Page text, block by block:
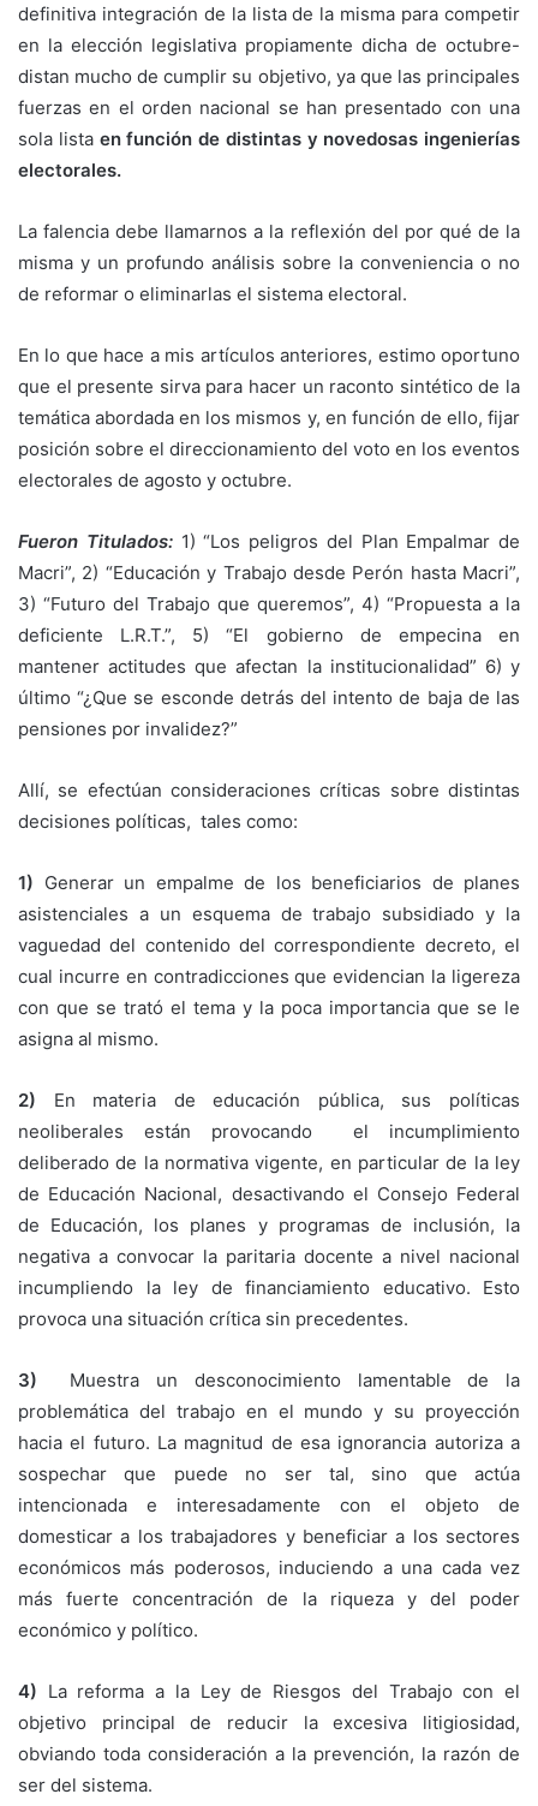
definitiva integración de la lista de la misma para competir
en la elección legislativa propiamente dicha de octubre-
distan mucho de cumplir su objetivo, ya que las principales
fuerzas en el orden nacional se han presentado con una
sola lista en función de distintas y novedosas ingenierías
electorales.
La falencia debe llamarnos a la reflexión del por qué de la
misma y un profundo análisis sobre la conveniencia o no
de reformar o eliminarlas el sistema electoral.
En lo que hace a mis artículos anteriores, estimo oportuno
que el presente sirva para hacer un raconto sintético de la
temática abordada en los mismos y, en función de ello, fijar
posición sobre el direccionamiento del voto en los eventos
electorales de agosto y octubre.
Fueron Titulados: 1) “Los peligros del Plan Empalmar de
Macri”, 2) “Educación y Trabajo desde Perón hasta Macri”,
3) “Futuro del Trabajo que queremos”, 4) “Propuesta a la
deficiente L.R.T.”, 5) “El gobierno de empecina en
mantener actitudes que afectan la institucionalidad” 6) y
último “¿Que se esconde detrás del intento de baja de las
pensiones por invalidez?”
Allí, se efectúan consideraciones críticas sobre distintas
decisiones políticas, tales como:
1) Generar un empalme de los beneficiarios de planes
asistenciales a un esquema de trabajo subsidiado y la
vaguedad del contenido del correspondiente decreto, el
cual incurre en contradicciones que evidencian la ligereza
con que se trató el tema y la poca importancia que se le
asigna al mismo.
2) En materia de educación pública, sus políticas
neoliberales están provocando el incumplimiento
deliberado de la normativa vigente, en particular de la ley
de Educación Nacional, desactivando el Consejo Federal
de Educación, los planes y programas de inclusión, la
negativa a convocar la paritaria docente a nivel nacional
incumpliendo la ley de financiamiento educativo. Esto
provoca una situación crítica sin precedentes.
3) Muestra un desconocimiento lamentable de la
problemática del trabajo en el mundo y su proyección
hacia el futuro. La magnitud de esa ignorancia autoriza a
sospechar que puede no ser tal, sino que actúa
intencionada e interesadamente con el objeto de
domesticar a los trabajadores y beneficiar a los sectores
económicos más poderosos, induciendo a una cada vez
más fuerte concentración de la riqueza y del poder
económico y político.
4) La reforma a la Ley de Riesgos del Trabajo con el
objetivo principal de reducir la excesiva litigiosidad,
obviando toda consideración a la prevención, la razón de
ser del sistema.